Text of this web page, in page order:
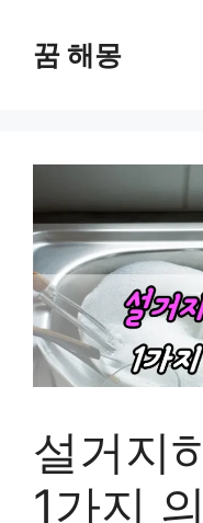
꿈 해몽
설거지
1가지